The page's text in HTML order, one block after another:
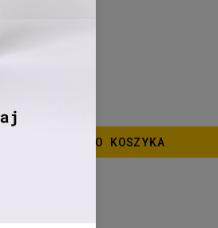
DODAJ DO KOSZYKA